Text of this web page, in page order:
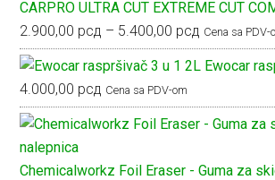
CARPRO ULTRA CUT EXTREME CUT
2.900,00 рсд – 5.400,00 рсд Raspon
cena:
od
do
Cena sa PDV-
Ewocar
4.000,00 рсд Cena sa PDV-om
Chemicalworkz Foil Eraser - Guma za